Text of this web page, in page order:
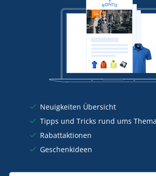
Neuigkeiten Übersicht
Tipps und Tricks rund ums
Rabattaktionen
Geschenkideen